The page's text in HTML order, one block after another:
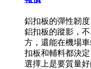
鋁扣板的彈性韌
鋁扣板的蹤影，
方，還能在機場
扣板和輔料都決
選擇上是要質量